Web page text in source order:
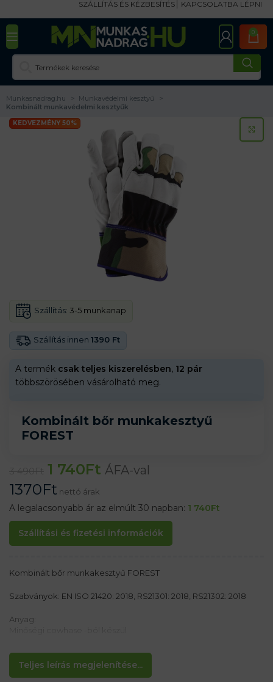
SZÁLLÍTÁS ÉS KÉZBESÍTÉS KAPCSOLATBA LÉPNI
0
Munkasnadrag.hu
Munkavédelmi kesztyű
Kombinált munkavédelmi kesztyűk
KEDVEZMÉNY 50%
Kombinált bőr munkakesztyű
FOREST
Szállítás innen 1390 Ft
Szállítás: 3-5 munkanap
1 740Ft ÁFA-val
1370Ft nettó árak
A termék csak teljes kiszerelésben, 12 pár
többszörösében vásárolható meg.
A legalacsonyabb ár az elmúlt 30 napban: 1 740Ft
Szállítási és fizetési információk
Teljes leírás megjelenítése...
Kombinált bőr munkakesztyű FOREST
Szabványok: EN ISO 21420: 2018, RS21301: 2018, RS21302: 2018
Anyag:
p>
Jellemzők: